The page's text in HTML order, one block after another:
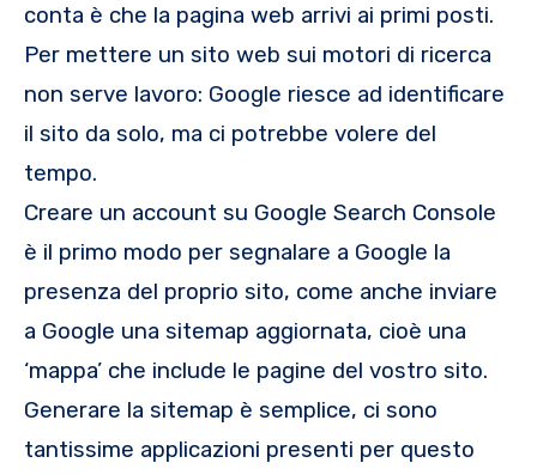
conta è che la pagina web arrivi ai primi posti.
Per mettere un sito web sui motori di ricerca
non serve lavoro: Google riesce ad identificare
il sito da solo, ma ci potrebbe volere del
tempo.
Creare un account su Google Search Console
è il primo modo per segnalare a Google la
presenza del proprio sito, come anche inviare
a Google una sitemap aggiornata, cioè una
‘mappa’ che include le pagine del vostro sito.
Generare la sitemap è semplice, ci sono
tantissime applicazioni presenti per questo